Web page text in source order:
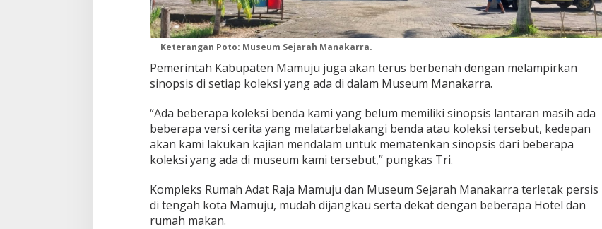
Keterangan Poto: Museum Sejarah Manakarra.
Pemerintah Kabupaten Mamuju juga akan terus berbenah dengan melampirkan
sinopsis di setiap koleksi yang ada di dalam Museum Manakarra.
“Ada beberapa koleksi benda kami yang belum memiliki sinopsis lantaran masih ada
beberapa versi cerita yang melatarbelakangi benda atau koleksi tersebut, kedepan
akan kami lakukan kajian mendalam untuk mematenkan sinopsis dari beberapa
koleksi yang ada di museum kami tersebut,” pungkas Tri.
Kompleks Rumah Adat Raja Mamuju dan Museum Sejarah Manakarra terletak persis
di tengah kota Mamuju, mudah dijangkau serta dekat dengan beberapa Hotel dan
rumah makan.